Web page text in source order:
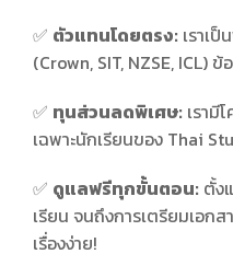
✅ ตัวแทนโดยตรง: เราเ
(Crown, SIT, NZSE, ICL)
✅ ทุนส่วนลดพิเศษ: เรามี
เฉพาะนักเรียนของ Thai
✅ ดูแลฟรีทุกขั้นตอน: ตั้ง
เรียน จนถึงการเตรียมเอกส
เรื่องง่าย!